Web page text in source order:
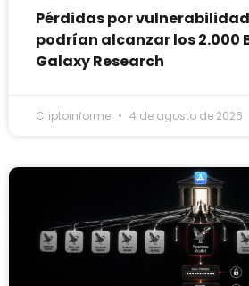
Pérdidas por
podrían alcanzar los 2.000
Galaxy Research
Criptoinforme 4 de agosto de 2026